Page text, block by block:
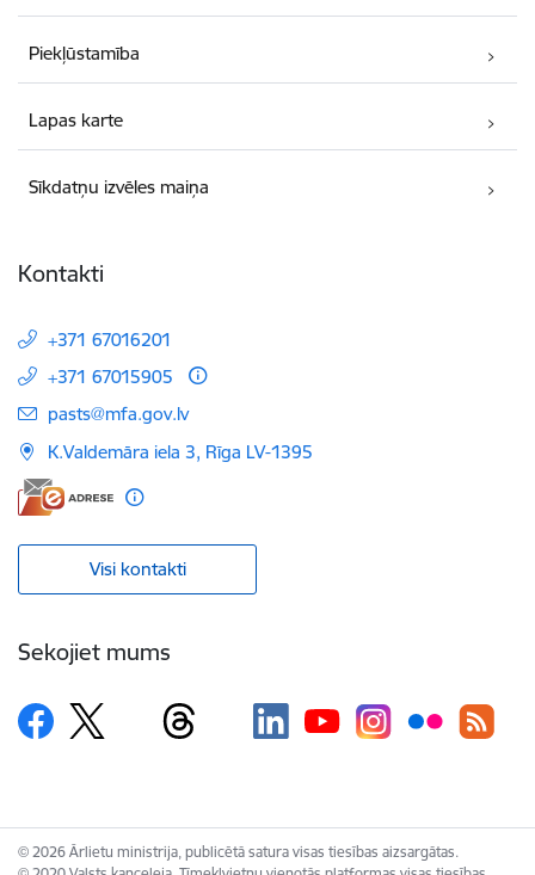
Piekļūstamība
Lapas karte
Sīkdatņu izvēles maiņa
Kontakti
+371 67016201
+371 67015905
E-pasts:
pasts@mfa.gov.lv
K.Valdemāra iela 3, Rīga LV-1395
Visi kontakti
Sekojiet mums
© 2026 Ārlietu ministrija, publicētā satura visas tiesības aizsargātas.